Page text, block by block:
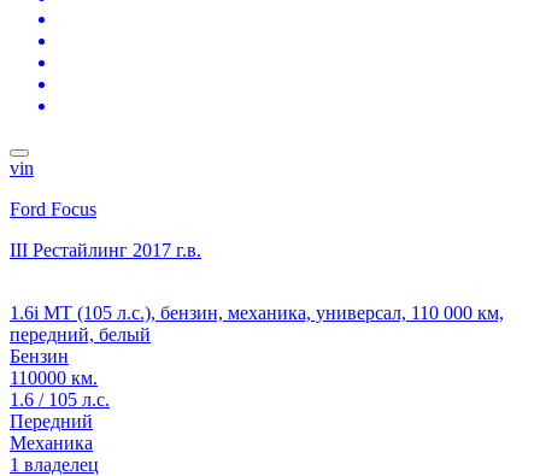
vin
Ford Focus
III Рестайлинг 2017 г.в.
1.6i MT (105 л.с.), бензин, механика, универсал, 110 000 км,
передний, белый
Бензин
110000 км.
1.6 / 105 л.с.
Передний
Механика
1 владелец